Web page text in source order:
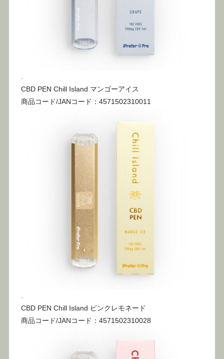
.
CBD PEN Chill Island マンゴーアイス
商品コード/JANコード：4571502310011
CBD PEN Chill Island ピンクレモネード
商品コード/JANコード：4571502310028